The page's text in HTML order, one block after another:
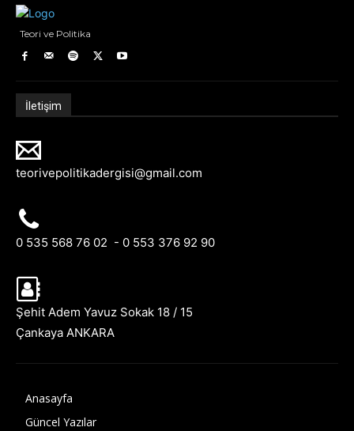
Teori ve Politika
İletişim
teorivepolitikadergisi@gmail.com
0 535 568 76 02 - 0 553 376 92 90
Şehit Adem Yavuz Sokak 18 / 15
Çankaya ANKARA
Anasayfa
Güncel Yazılar